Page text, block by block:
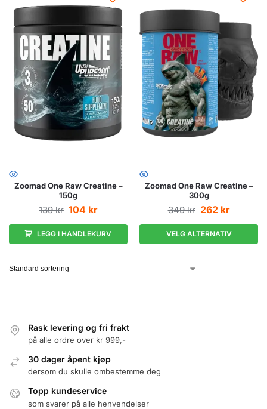
Zoomad One Raw Creatine –
150g
139kr 104 kr
LEGG I HANDLEKURV
Zoomad One Raw Creatine –
300g
349kr 262 kr
VELG ALTERNATIV
Rask levering og fri frakt
på alle ordre over kr 999,-
30 dager åpent kjøp
dersom du skulle ombestemme deg
Topp kundeservice
som svarer på alle henvendelser